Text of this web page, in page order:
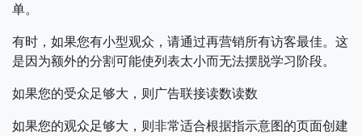
单。
有时，如果您有小型观众，请通过再营销所有访客最佳。这
是因为额外的分割可能使列表太小而无法摆脱学习阶段。
如果您的受众足够大，则广告联接读数读数
如果您的观众足够大，则非常适合根据指示意图的页面创建